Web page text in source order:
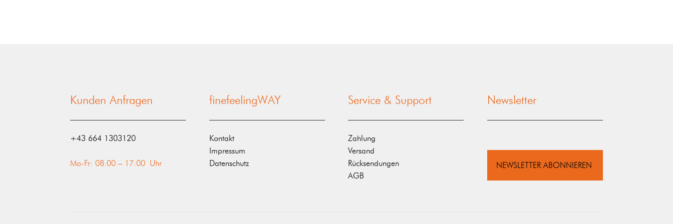
Kunden Anfragen
‭+43 664 1303120‬
Mo-Fr: 08:00 – 17:00 Uhr
finefeelingWAY
Kontakt
Impressum
Datenschutz
Service & Support
Zahlung
Versand
Rücksendungen
AGB
Newsletter
NEWSLETTER ABONNIEREN